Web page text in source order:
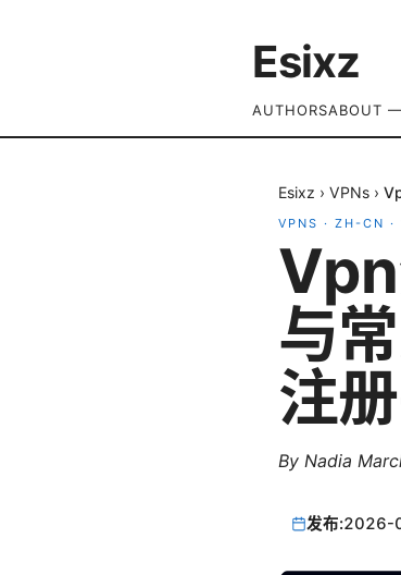
Esixz
AUTHORSABOUT
Esixz › VPNs ›
VPNS · ZH-CN ·
与
注
By Nadia
发布:2026-